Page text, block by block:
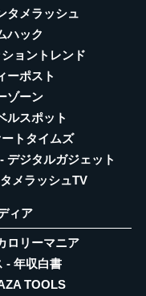
タメラッシュ
ハック
ョントレンド
ーポスト
ゾーン
ルスポット
トタイムズ
デジタルガジェット
メラッシュTV
ィア
ロリーマニア
- 年収白書
TOOLS